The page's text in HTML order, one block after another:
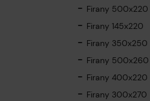
Firany 500x220
Firany 145x220
Firany 350x250
Firany 500x260
Firany 400x220
Firany 300x270